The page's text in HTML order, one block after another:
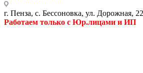
г. Пенза, с. Бессоновка, ул. Дорожная,
Работаем только с Юр.лицами и ИП